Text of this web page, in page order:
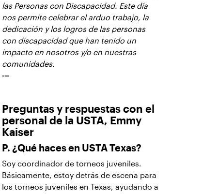
las Personas con Discapacidad. Este día
nos permite celebrar el arduo trabajo, la
dedicación y los logros de las personas
con discapacidad que han tenido un
impacto en nosotros y/o en nuestras
comunidades.
---
Preguntas y respuestas con el
personal de la USTA, Emmy
Kaiser
P. ¿Qué haces en USTA Texas?
Soy coordinador de torneos juveniles.
Básicamente, estoy detrás de escena para
los torneos juveniles en Texas, ayudando a